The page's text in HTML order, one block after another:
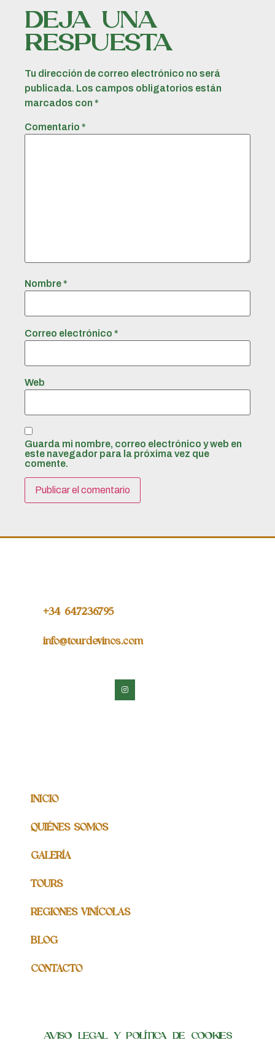
DEJA UNA
RESPUESTA
Tu dirección de correo electrónico no será
publicada. Los campos obligatorios están
marcados con *
Comentario *
Nombre*
Correo electrónico *
Web
Guarda mi nombre, correo electrónico y web en
este navegador para la próxima vez que
comente.
+34 647236795
info@tourdevinos.com
INICIO
QUIÉNES SOMOS
GALERÍA
TOURS
REGIONES VINÍCOLAS
BLOG
CONTACTO
AVISO LEGAL Y POLÍTICA DE COOKIES